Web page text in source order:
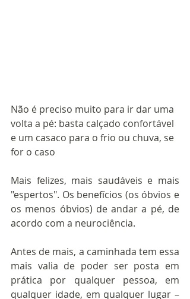
Não é preciso muito para ir dar uma
volta a pé: basta calçado confortável
e um casaco para o frio ou chuva, se
for o caso
Mais felizes, mais saudáveis e mais
"espertos". Os benefícios (os óbvios e
os menos óbvios) de andar a pé, de
acordo com a neurociência.
Antes de mais, a caminhada tem essa
mais valia de poder ser posta em
prática por qualquer pessoa, em
qualquer idade, em qualquer lugar –